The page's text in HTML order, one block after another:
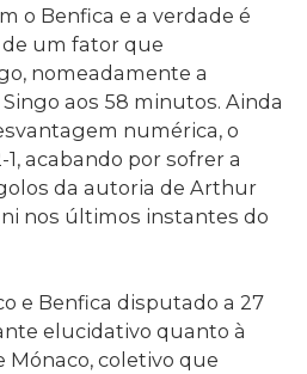
o Benfica e a verdade é
um fator que
nomeadamente a
aos 58 minutos. Ainda
numérica, o
acabando por sofrer a
da autoria de Arthur
nos últimos instantes do
e Benfica disputado a 27
elucidativo quanto à
coletivo que